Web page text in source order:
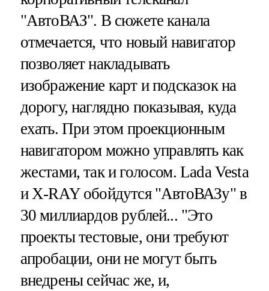
"АвтоВАЗ". В сюжете канала
отмечается, что новый навигатор
позволяет накладывать
изображение карт и подсказок на
дорогу, наглядно показывая, куда
ехать. При этом проекционным
навигатором можно управлять как
жестами, так и голосом. Lada Vesta
и X-RAY обойдутся "АвтоВАЗу" в
30 миллиардов рублей... "Это
проекты тестовые, они требуют
апробации, они не могут быть
внедрены сейчас же, и,